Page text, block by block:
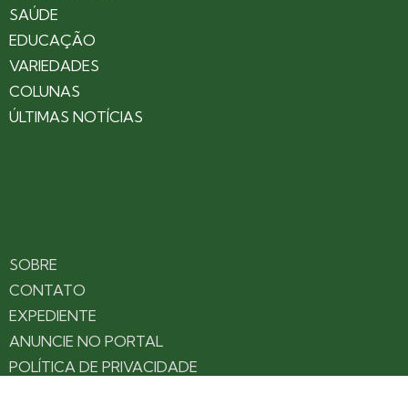
SAÚDE
EDUCAÇÃO
VARIEDADES
COLUNAS
ÚLTIMAS NOTÍCIAS
SOBRE
CONTATO
EXPEDIENTE
ANUNCIE NO PORTAL
POLÍTICA DE PRIVACIDADE